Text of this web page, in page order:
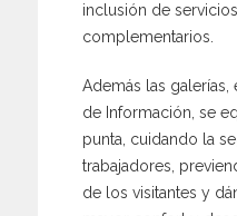
inclusión de
complementarios.
Además las
de Información, se
punta, cuidando la
trabajadores,
de los visitantes y